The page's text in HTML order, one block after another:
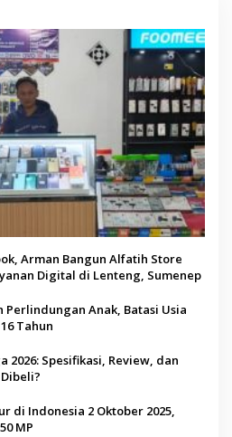
Arman Bangun Alfatih Store
Digital di Lenteng, Sumenep
Perlindungan Anak, Batasi Usia
Tahun
2026: Spesifikasi, Review, dan
di Indonesia 2 Oktober 2025,
MP